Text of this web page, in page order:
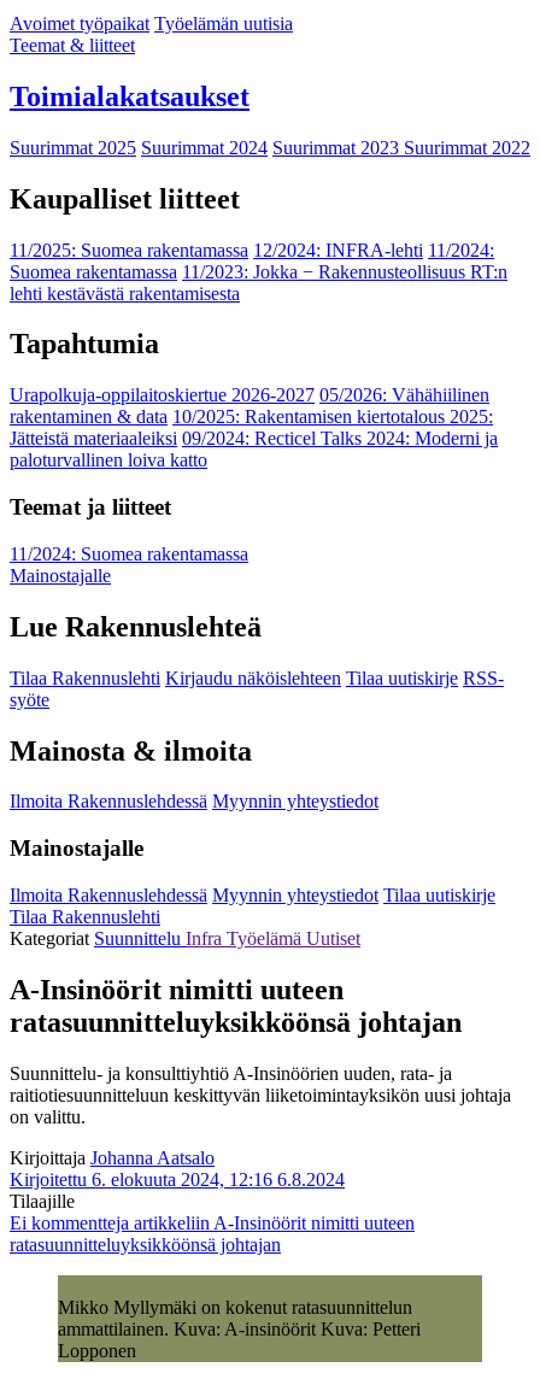
Avoimet työpaikat Työelämän uutisia
Teemat & liitteet
Toimialakatsaukset
Suurimmat 2025 Suurimmat 2024 Suurimmat 2023 Suurimmat 2022
Kaupalliset liitteet
11/2025: Suomea rakentamassa 12/2024: INFRA-lehti 11/2024:
Suomea rakentamassa 11/2023: Jokka − Rakennusteollisuus RT:n
lehti kestävästä rakentamisesta
Tapahtumia
Urapolkuja-oppilaitoskiertue 2026-2027 05/2026: Vähähiilinen
rakentaminen & data 10/2025: Rakentamisen kiertotalous 2025:
Jätteistä materiaaleiksi 09/2024: Recticel Talks 2024: Moderni ja
paloturvallinen loiva katto
Teemat ja liitteet
11/2024: Suomea rakentamassa
Mainostajalle
Lue Rakennuslehteä
Tilaa Rakennuslehti Kirjaudu näköislehteen Tilaa uutiskirje RSS-
syöte
Mainosta & ilmoita
Ilmoita Rakennuslehdessä Myynnin yhteystiedot
Mainostajalle
Ilmoita Rakennuslehdessä Myynnin yhteystiedot Tilaa uutiskirje
Tilaa Rakennuslehti
Kategoriat Suunnittelu Infra Työelämä Uutiset
A-Insinöörit nimitti uuteen
ratasuunnitteluyksikköönsä johtajan
Suunnittelu- ja konsulttiyhtiö A-Insinöörien uuden, rata- ja
raitiotiesuunnitteluun keskittyvän liiketoimintayksikön uusi johtaja
on valittu.
Kirjoittaja Johanna Aatsalo
Kirjoitettu 6. elokuuta 2024, 12:16 6.8.2024
Tilaajille
Ei kommentteja artikkeliin A-Insinöörit nimitti uuteen
ratasuunnitteluyksikköönsä johtajan
Mikko Myllymäki on kokenut ratasuunnittelun
ammattilainen. Kuva: A-insinöörit Kuva: Petteri
Lopponen